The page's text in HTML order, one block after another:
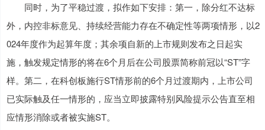
同时，为了平稳过渡，拟作如下安排：第一，除分红不达标
外，内控非标意见、持续经营能力存在不确定性等两项情形，以2
024年度作为起算年度；其余项自新的上市规则发布之日起实
施，触发规定情形的将在6个月后在公司股票简称前冠以“ST”字
样。第二，在科创板施行ST情形前的6个月过渡期内，上市公司
已实际触及任一情形的，应当立即披露特别风险提示公告直至相
应情形消除或者被实施ST。